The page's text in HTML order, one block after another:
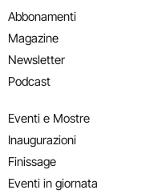
Abbonamenti
Magazine
Newsletter
Podcast
Eventi e Mostre
Inaugurazioni
Finissage
Eventi in giornata